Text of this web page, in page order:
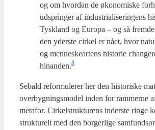
og om hvor­dan de øko­no­mi­ske
udsprin­ger af indu­stri­a­li­se­rin­gens
Tys­kland og Euro­pa – og så
den yder­ste cir­kel er nået, hvor
og men­ne­skear­tens histo­rie
hinanden.8
Sebald refor­mu­le­rer her den histo­ri­ske
over­byg­nings­mo­del inden for ram­mer­ne
me­ta­for. Cir­kel­struk­tu­rens inder­ste rin­ge
struk­tu­relt med den bor­ger­li­ge